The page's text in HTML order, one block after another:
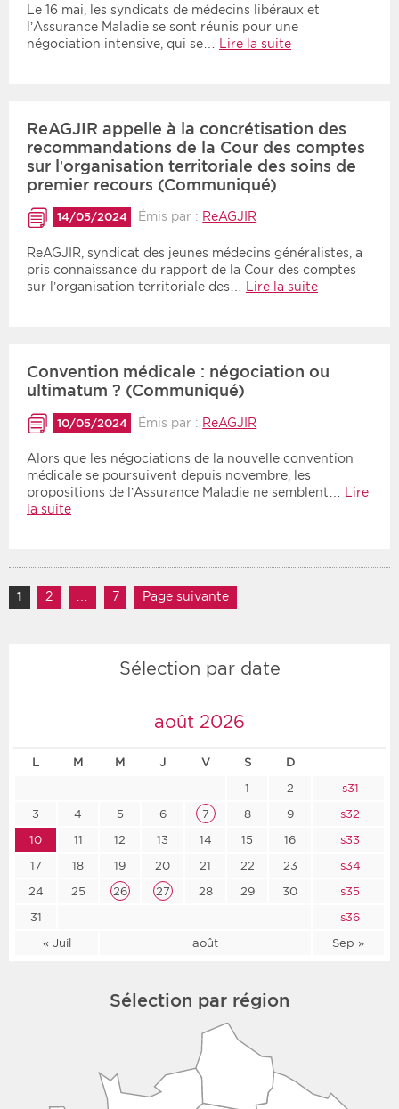
Le 16 mai, les syndicats de médecins libéraux et
l’Assurance Maladie se sont réunis pour une
négociation intensive, qui se…
Lire la suite
ReAGJIR appelle à la concrétisation des
recommandations de la Cour des comptes
sur l’organisation territoriale des soins de
premier recours (Communiqué)
14/05/2024 Émis par : ReAGJIR
ReAGJIR, syndicat des jeunes médecins généralistes, a
pris connaissance du rapport de la Cour des comptes
sur l’organisation territoriale des…
Lire la suite
Convention médicale : négociation ou
ultimatum ? (Communiqué)
10/05/2024 Émis par : ReAGJIR
Alors que les négociations de la nouvelle convention
médicale se poursuivent depuis novembre, les
propositions de l’Assurance Maladie ne semblent…
Lire
la suite
Navigation des articles
Page
1 Page
2 … Page
7 Page suivante
Sélection par date
août 2026
L M M J V S D
« Juil août Sep »
1 2
s31
3
4 5 6 7 8 9
s32
10
11 12 13 14 15 16
s33
17
18 19 20 21 22 23
s34
24
25 26 27 28 29 30
s35
31
s36
Sélection par région